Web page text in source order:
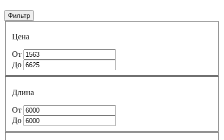
Фильтр
Цена
От
До
Длина
От
До